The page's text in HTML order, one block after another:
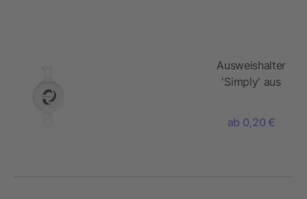
Ausweishalter
'Simply' aus
ab 0,20 €